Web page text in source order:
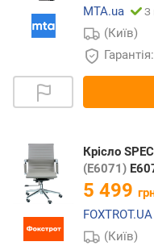
MTA.ua
З
(Київ)
Крісло
(E6071)
5 499
FOXTROT.UA
(Київ)